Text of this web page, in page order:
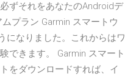
ずそれをあなたのAndroidデ
プラン Garmin スマートウ
になりました。これからはワ
できます。 Garmin スマート
をダウンロードすれば、イ